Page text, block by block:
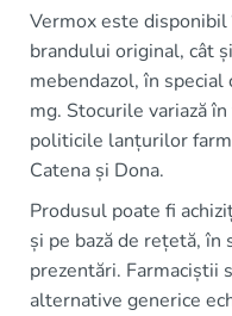
Vermox este
brandului original, cât
mebendazol, în
mg. Stocurile variază
politicile lanțurilor
Catena și Dona.
Produsul poate fi
și pe bază de rețetă,
prezentări. Farmaciștii
alternative generice